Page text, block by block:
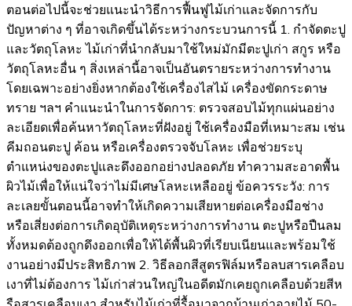
ตอนต่อไปนี้จะช่วยแนะนำวิธีการฟื้นฟูไม้เก่าและจัดการกับ
ปัญหาต่าง ๆ ที่อาจเกิดขึ้นได้ระหว่างกระบวนการนี้ 1. กำจัดตะปู
และวัตถุโลหะ ไม้เก่าที่นำกลับมาใช้ใหม่มักมีตะปูเก่า สกูร หรือ
วัตถุโลหะอื่น ๆ สิ่งเหล่านี้อาจเป็นอันตรายระหว่างการทำงาน
โดยเฉพาะอย่างยิ่งหากต้องใช้เครื่องไสไม้ เครื่องขัดกระดาษ
ทราย ฯลฯ คำแนะนำในการจัดการ: ตรวจสอบไม้ทุกแผ่นอย่าง
ละเอียดเพื่อค้นหาวัตถุโลหะที่ฝังอยู่ ใช้เครื่องมือที่เหมาะสม เช่น
คีมถอนตะปู ค้อน หรือเครื่องตรวจจับโลหะ เพื่อช่วยระบุ
ตำแหน่งของตะปูและดึงออกอย่างปลอดภัย ทำความสะอาดพื้น
ผิวไม้เพื่อให้แน่ใจว่าไม่มีเศษโลหะเหลืออยู่ ข้อควรระวัง: การ
ละเลยขั้นตอนนี้อาจทำให้เกิดความเสียหายต่อเครื่องมือช่าง
หรือเสี่ยงต่อการเกิดอุบัติเหตุระหว่างการทำงาน ตะปูหรือปืนลม
ทั้งหมดต้องถูกดึงออกเพื่อให้ได้พื้นผิวที่เรียบเนียนและพร้อมใช้
งานอย่างมีประสิทธิภาพ 2. วิธีลอกสีสูตรฟิล์มหรือลบสารเคลือบ
เงาที่ไม่ต้องการ ไม้เก่าส่วนใหญ่ในอดีตมักเคยถูกเคลือบด้วยสีห